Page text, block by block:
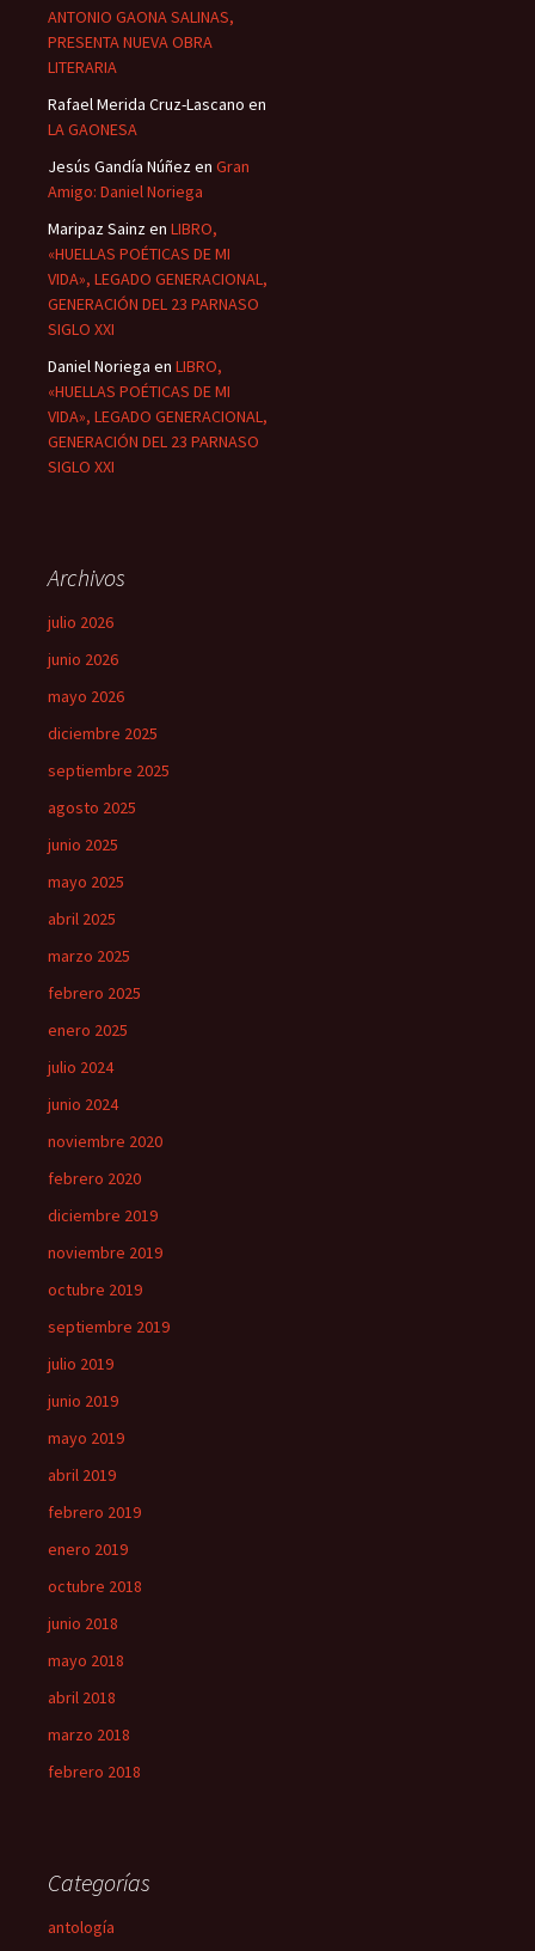
ANTONIO GAONA SALINAS,
PRESENTA NUEVA OBRA
LITERARIA
Rafael Merida Cruz-Lascano en
LA GAONESA
Jesús Gandía Núñez en Gran
Amigo: Daniel Noriega
Maripaz Sainz en LIBRO,
«HUELLAS POÉTICAS DE MI
VIDA», LEGADO GENERACIONAL,
GENERACIÓN DEL 23 PARNASO
SIGLO XXI
Daniel Noriega en LIBRO,
«HUELLAS POÉTICAS DE MI
VIDA», LEGADO GENERACIONAL,
GENERACIÓN DEL 23 PARNASO
SIGLO XXI
Archivos
julio 2026
junio 2026
mayo 2026
diciembre 2025
septiembre 2025
agosto 2025
junio 2025
mayo 2025
abril 2025
marzo 2025
febrero 2025
enero 2025
julio 2024
junio 2024
noviembre 2020
febrero 2020
diciembre 2019
noviembre 2019
octubre 2019
septiembre 2019
julio 2019
junio 2019
mayo 2019
abril 2019
febrero 2019
enero 2019
octubre 2018
junio 2018
mayo 2018
abril 2018
marzo 2018
febrero 2018
Categorías
antología